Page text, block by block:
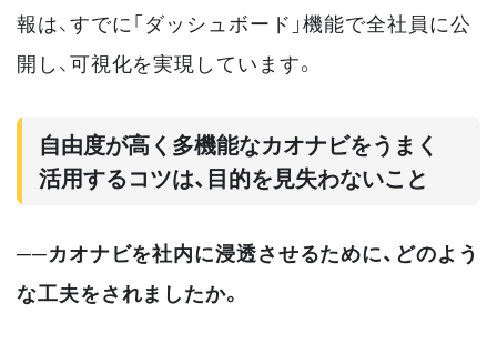
報は、すでに「ダッシュボード」機能で全社員に公
開し、可視化を実現しています。
自由度が高く多機能なカオナビをうまく
活用するコツは、目的を見失わないこと
──カオナビを社内に浸透させるために、どのよう
な工夫をされましたか。